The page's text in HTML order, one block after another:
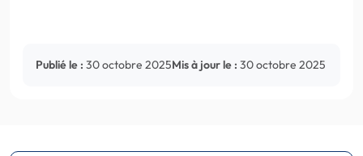
Publié le : 30 octobre 2025Mis à jour le : 30 octobre 2025